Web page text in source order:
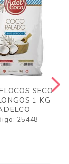
SECO
1 KG
25448